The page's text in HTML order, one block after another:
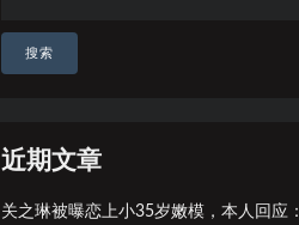
搜索
近期文章
关之琳被曝恋上小35岁嫩模，本人回应：